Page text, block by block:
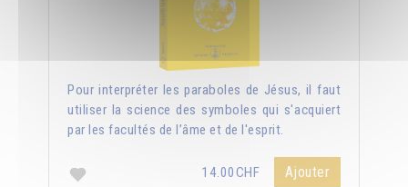
Pour interpréter les paraboles de Jésus, il faut
utiliser la science des symboles qui s'acquiert
par les facultés de l’âme et de l'esprit.
14.00CHF Ajouter